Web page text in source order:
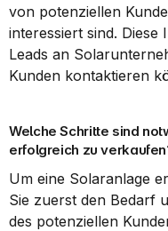
von potenziellen
interessiert sind.
Leads an
Kunden kontaktieren
Welche Schritte sind
erfolgreich zu
Um eine Solaranlage
Sie zuerst den Bedarf
des potenziellen